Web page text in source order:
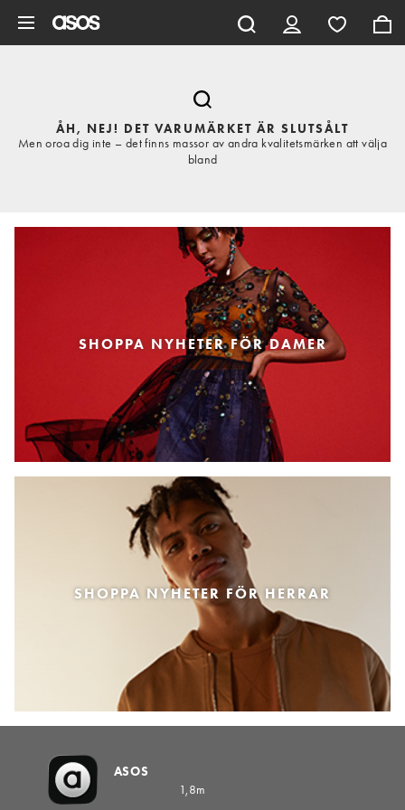
ÅH, NEJ! DET VARUMÄRKET ÄR SLUTSÅLT
Men oroa dig inte – det finns massor av andra kvalitetsmärken att välja
bland
SHOPPA NYHETER FÖR DAMER
SHOPPA NYHETER FÖR HERRAR
ASOS
1,8m